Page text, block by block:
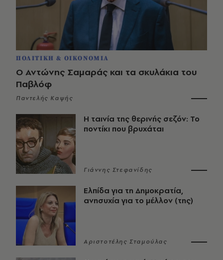
ΠΟΛΙΤΙΚΗ & ΟΙΚΟΝΟΜΙΑ
Ο Αντώνης Σαμαράς και τα σκυλάκια του
Παβλόφ
Παντελής Καψής
Η ταινία της θερινής σεζόν: Το
ποντίκι που βρυχάται
Γιάννης Στεφανίδης
Ελπίδα για τη Δημοκρατία,
ανησυχία για το μέλλον (της)
Αριστοτέλης Σταμούλας